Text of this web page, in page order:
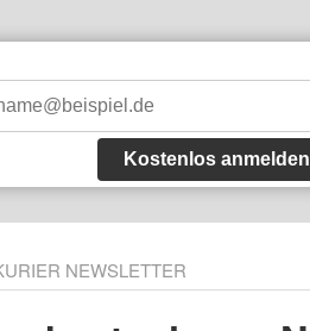
Kostenlos anmelden
NEWSLETTER